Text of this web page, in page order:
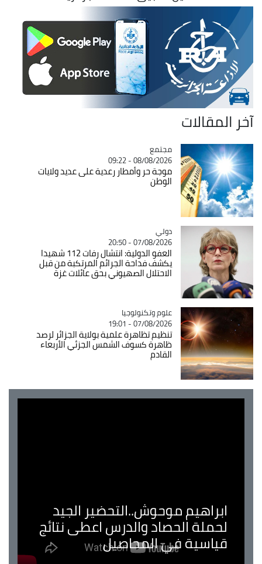
آخر المقالات
Catégorie
مجتمع
08/08/2026 - 09:22
موجة حر وأمطار رعدية على عديد ولايات
الوطن
Catégorie
دولي
07/08/2026 - 20:50
العفو الدولية: انتشال رفات 112 شهيدا
يكشف فداحة الجرائم المرتكبة من قبل
الاحتلال الصهيوني بحق عائلات غزة
Catégorie
علوم وتكنولوجيا
07/08/2026 - 19:01
تنظيم تظاهرة علمية بولاية الجزائر لرصد
ظاهرة كسوف الشمس الجزئي الأربعاء
القادم
ابراهيم موحوش..التحضير الجيد
لحملة الحصاد والدرس اعطى نتائج
قياسية في المحاصيل